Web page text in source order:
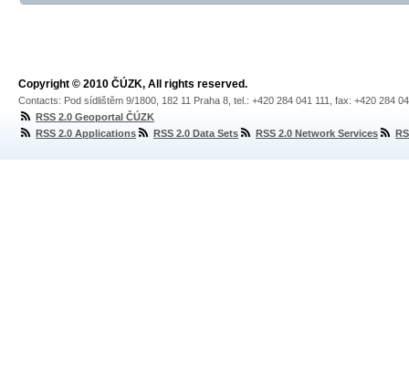
Copyright © 2010 ČÚZK, All rights reserved.
Contacts: Pod sídlištěm 9/1800, 182 11 Praha 8, tel.: +420 284 041 111, fax: +420 284
RSS 2.0 Geoportal ČÚZK
RSS 2.0 Applications
RSS 2.0 Data Sets RSS 2.0 Network Services